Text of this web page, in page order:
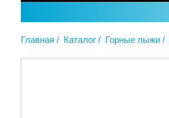
Главная Каталог Горные лыжи